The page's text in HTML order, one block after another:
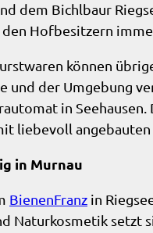
dem Bichlbaur
Hofbesitzern
können
und der Umgebung
in
liebevoll angebauten
in Murnau
BienenFranz in
Naturkosmetik setzt